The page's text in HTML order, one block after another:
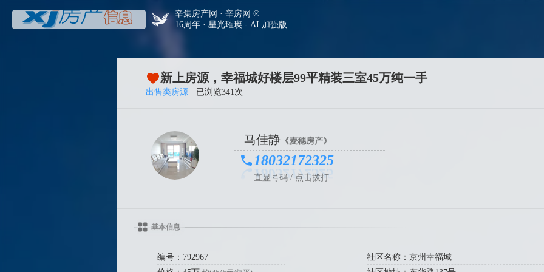
辛集房产网 · 辛房网 ®
16周年 · 星光璀璨 - AI 加强版
新上房源，幸福城好楼层99平精装三室45万纯一手
出售类房源 · 已浏览341次
马佳静《麦穗房产》
18032172325
直显号码 / 点击拨打
基本信息
编号：792967
社区名称：京州幸福城